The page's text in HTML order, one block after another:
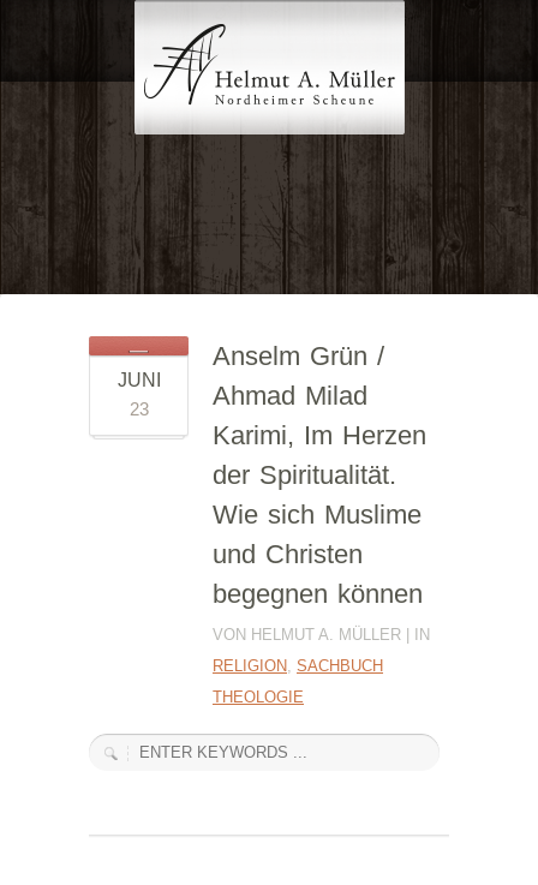
JUNI
23
Anselm Grün /
Ahmad Milad
Karimi, Im Herzen
der Spiritualität.
Wie sich Muslime
und Christen
begegnen können
VON HELMUT A. MÜLLER | IN
RELIGION, SACHBUCH
THEOLOGIE